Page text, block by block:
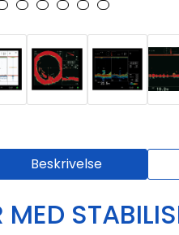
Beskrivelse